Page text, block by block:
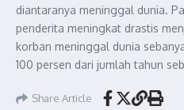
diantaranya meninggal dunia.
penderita meningkat drastis
korban meninggal dunia
100 persen dari jumlah tahun
Share Article